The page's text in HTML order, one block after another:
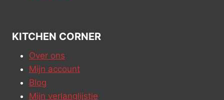
KITCHEN CORNER
Over ons
Mijn account
Blog
Mijn verlanglijstje